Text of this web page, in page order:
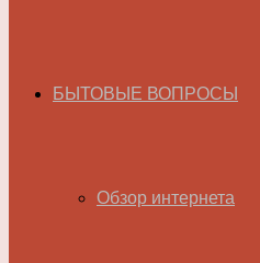
БЫТОВЫЕ ВОПРОСЫ
Обзор интернета